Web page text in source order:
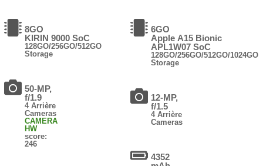
8GO
KIRIN 9000 SoC
128GO/256GO/512GO
Storage
50-MP,
f/1.9
4 Arrière
Cameras
CAMERA
HW
score:
246
6GO
Apple A15 Bionic
APL1W07 SoC
128GO/256GO/512GO/1024GO
Storage
12-MP,
f/1.5
4 Arrière
Cameras
4352